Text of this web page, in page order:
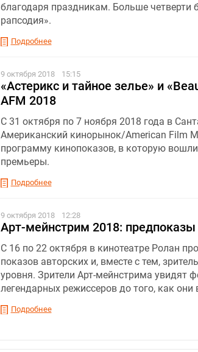
благодаря праздникам. Больше четверти
рапсодия».
Подробнее
9 октября 2018 15:15
«Астерикс и тайное зелье» и
AFM 2018
С 31 октября по 7 ноября 2018 года в
Американский кинорынок/American Film
программу кинопоказов, в которую
премьеры.
Подробнее
9 октября 2018 12:28
Арт-мейнстрим 2018:
С 16 по 22 октября в кинотеатре Ролан
показов авторских и, вместе с тем,
уровня. Зрители Арт-мейнстрима увидят
легендарных режиссеров до того, как они
Подробнее